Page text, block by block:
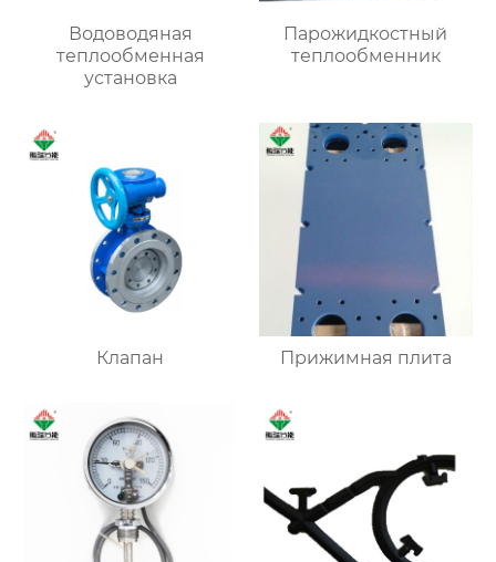
Водоводяная
теплообменная
установка
Парожидкостный
теплообменник
Клапан Прижимная плита